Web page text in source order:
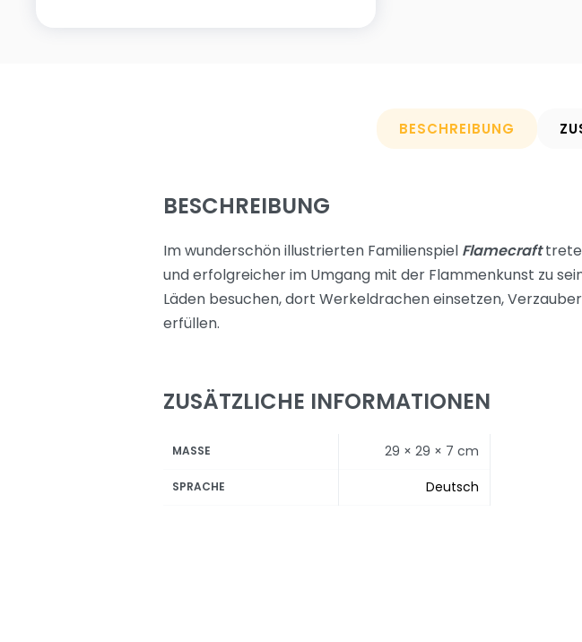
BESCHREIBUNG
BESCHREIBUNG
Im wunderschön illustrierten Familienspiel Flamecraft
und erfolgreicher im Umgang mit der Flammenkunst zu
Läden besuchen, dort Werkeldrachen einsetzen,
erfüllen.
ZUSÄTZLICHE INFORMATIONEN
MASSE 29 × 29 × 7 cm
SPRACHE Deutsch